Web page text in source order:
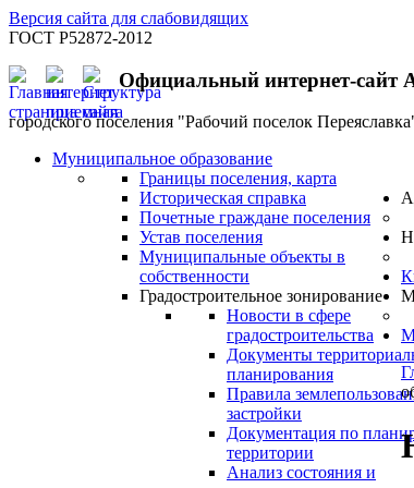
Версия сайта для слабовидящих
ГОСТ Р52872-2012
Официальный интернет-сайт
городского поселения "Рабочий поселок
Муниципальное образование
Границы поселения, карта
Историческая справка
Почетные граждане поселения
Устав поселения
Муниципальные объекты в
собственности
Градостроительное зонирование
Новости в сфере
градостроительства
Документы
планирования
Правила
застройки
Документация по
территории
Анализ состояния и